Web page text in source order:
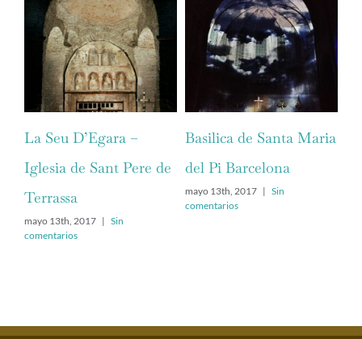
La Seu D’Egara –
Iglesia de Sant Pere de
Terrassa
mayo 13th, 2017 | Sin
comentarios
Basilica de Santa Maria
del Pi Barcelona
mayo 13th, 2017 | Sin
comentarios